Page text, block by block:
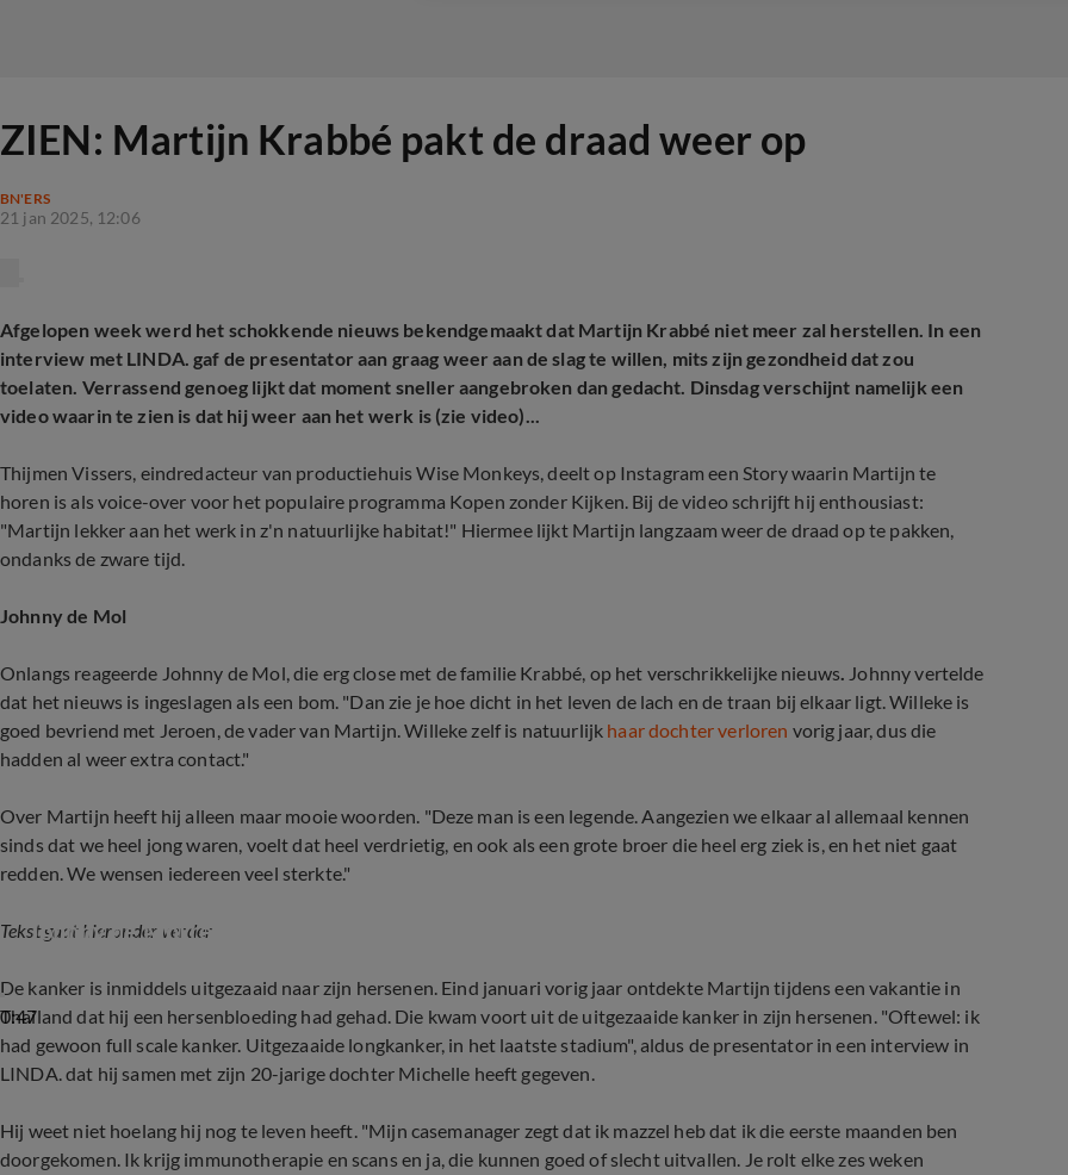
ZIEN: Martijn Krabbé pakt de draad weer op
BN'ERS
21 jan 2025, 12:06
Afgelopen week werd het schokkende nieuws bekendgemaakt dat Martijn Krabbé niet meer zal herstellen. In een
interview met LINDA. gaf de presentator aan graag weer aan de slag te willen, mits zijn gezondheid dat zou
toelaten. Verrassend genoeg lijkt dat moment sneller aangebroken dan gedacht. Dinsdag verschijnt namelijk een
video waarin te zien is dat hij weer aan het werk is (zie video)...
Thijmen Vissers, eindredacteur van productiehuis Wise Monkeys, deelt op Instagram een Story waarin Martijn te
horen is als voice-over voor het populaire programma Kopen zonder Kijken. Bij de video schrijft hij enthousiast:
"Martijn lekker aan het werk in z'n natuurlijke habitat!" Hiermee lijkt Martijn langzaam weer de draad op te pakken,
ondanks de zware tijd.
Johnny de Mol
Onlangs reageerde Johnny de Mol, die erg close met de familie Krabbé, op het verschrikkelijke nieuws. Johnny vertelde
dat het nieuws is ingeslagen als een bom. "Dan zie je hoe dicht in het leven de lach en de traan bij elkaar ligt. Willeke is
goed bevriend met Jeroen, de vader van Martijn. Willeke zelf is natuurlijk haar dochter verloren vorig jaar, dus die
hadden al weer extra contact."
Over Martijn heeft hij alleen maar mooie woorden. "Deze man is een legende. Aangezien we elkaar al allemaal kennen
sinds dat we heel jong waren, voelt dat heel verdrietig, en ook als een grote broer die heel erg ziek is, en het niet gaat
redden. We wensen iedereen veel sterkte."
Tekst gaat hieronder verder
0:47
Johnny de Mol reageert op nieuws dat Martijn Krabbé ongeneeslijk ziek is
De kanker is inmiddels uitgezaaid naar zijn hersenen. Eind januari vorig jaar ontdekte Martijn tijdens een vakantie in
Thailand dat hij een hersenbloeding had gehad. Die kwam voort uit de uitgezaaide kanker in zijn hersenen. "Oftewel: ik
had gewoon full scale kanker. Uitgezaaide longkanker, in het laatste stadium", aldus de presentator in een interview in
LINDA. dat hij samen met zijn 20-jarige dochter Michelle heeft gegeven.
Hij weet niet hoelang hij nog te leven heeft. "Mijn casemanager zegt dat ik mazzel heb dat ik die eerste maanden ben
doorgekomen. Ik krijg immunotherapie en scans en ja, die kunnen goed of slecht uitvallen. Je rolt elke zes weken